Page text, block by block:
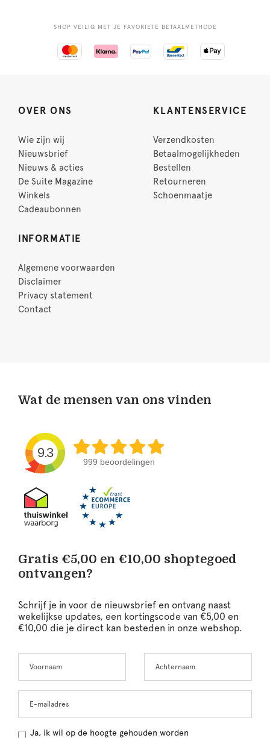
SHOP VEILIG MET JE FAVORIETE BETAALMETHODE
OVER ONS
Wie zijn wij
Nieuwsbrief
Nieuws & acties
De Suite Magazine
Winkels
Cadeaubonnen
KLANTENSERVICE
Verzendkosten
Betaalmogelijkheden
Bestellen
Retourneren
Schoenmaatje
INFORMATIE
Algemene voorwaarden
Disclaimer
Privacy statement
Contact
Wat de mensen van ons vinden
9.3
999 beoordelingen
Gratis €5,00 en €10,00 shoptegoed
ontvangen?
Schrijf je in voor de nieuwsbrief en ontvang naast
wekelijkse updates, een kortingscode van €5,00 en
€10,00 die je direct kan besteden in onze webshop.
this
Ja, ik wil op de hoogte gehouden worden